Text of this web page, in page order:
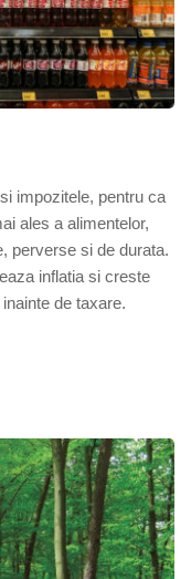
ales a alimentelor,
perverse si de durata.
inflatia si creste
de taxare.